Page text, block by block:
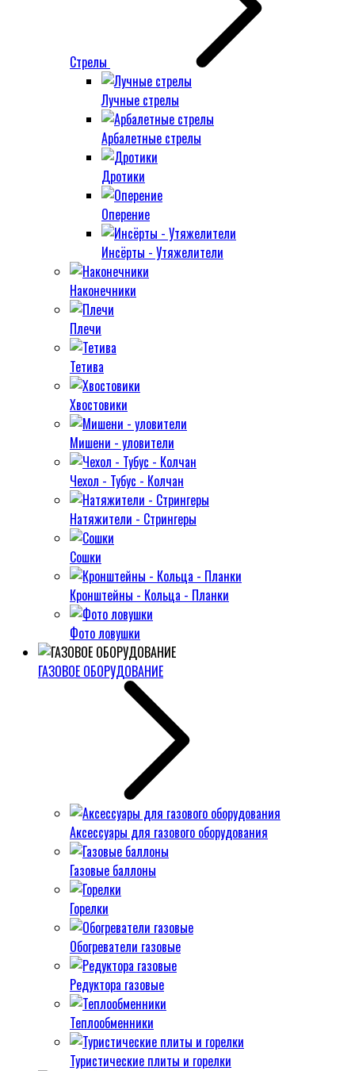
Стрелы
Лучные стрелы
Арбалетные стрелы
Дротики
Оперение
Инсёрты - Утяжелители
Наконечники
Плечи
Тетива
Хвостовики
Мишени - уловители
Чехол - Тубус - Колчан
Натяжители - Стрингеры
Сошки
Кронштейны - Кольца - Планки
Фото ловушки
ГАЗОВОЕ ОБОРУДОВАНИЕ
Аксессуары для газового оборудования
Газовые баллоны
Горелки
Обогреватели газовые
Редуктора газовые
Теплообменники
Туристические плиты и горелки